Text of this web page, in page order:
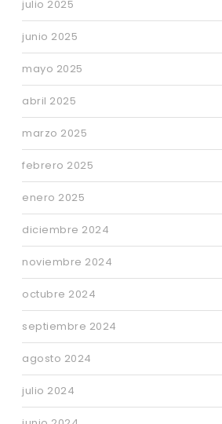
julio 2025
junio 2025
mayo 2025
abril 2025
marzo 2025
febrero 2025
enero 2025
diciembre 2024
noviembre 2024
octubre 2024
septiembre 2024
agosto 2024
julio 2024